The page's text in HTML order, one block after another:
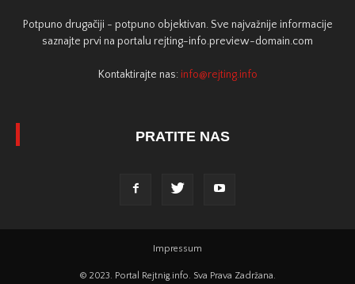
Potpuno drugačiji - potpuno objektivan. Sve najvažnije informacije
saznajte prvi na portalu rejting-info.preview-domain.com
Kontaktirajte nas: info@rejting.info
PRATITE NAS
Impressum
© 2023. Portal Rejtnig.info. Sva Prava Zadržana.